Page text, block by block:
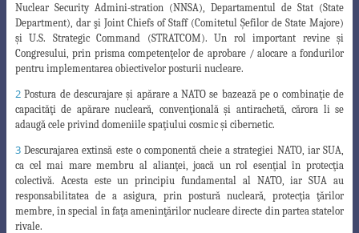
Nuclear Security Admini-stration (NNSA) ,Departamentul de Stat (State
Department), dar şi Joint Chiefs of Staff(ComitetulŞefilor de State Majore)
şiU.S. Strategic Command (STRATCOM). Un rol important revine şi
Congresului , prin prisma competenţelor de aprobare / alocare a fondurilor
pentru implementarea obiectivelor posturii nucleare.
2Postura de descurajare şi apărare a NATO se bazează pe o combinaţie de
capacităţi de apărare nucleară, convenţională şi antirachetă, cărora li se
adaugă cele privind domeniile spaţiului cosmic şi cibernetic.
3 Descurajarea extinsă este o componentă cheie a strategiei NATO, iar SUA,
ca cel mai mare membru al alianţei, joacă un rol esenţial în protecţia
colectivă. Acesta este un principiu fundamental al NATO, iar SUA au
responsabilitatea de a asigura, prin postură nucleară, protecţia ţărilor
membre, în special în faţa ameninţărilor nucleare directe din partea statelor
rivale.